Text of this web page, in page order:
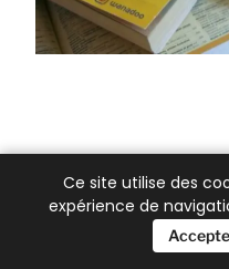
Ce site utilise des
expérience de